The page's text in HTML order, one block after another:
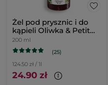
Żel pod prysznic i do
kąpieli Oliwka & Petit
grain 200 ml
200 ml
(25)
124.50 zł / 1l
24.90 zł